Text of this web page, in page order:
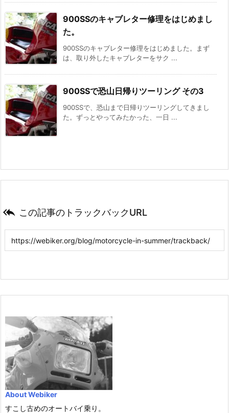
900SSのキャブレター修理をはじめまし
た。
900SSのキャブレター修理をはじめました。まず
は、取り外したキャブレターをサク ...
900SSで恐山日帰りツーリング その3
900SSで、恐山まで日帰りツーリングしてきまし
た。ずっとやってみたかった、一日 ...
 この記事のトラックバックURL
About Webiker
すこし古めのオートバイ乗り。